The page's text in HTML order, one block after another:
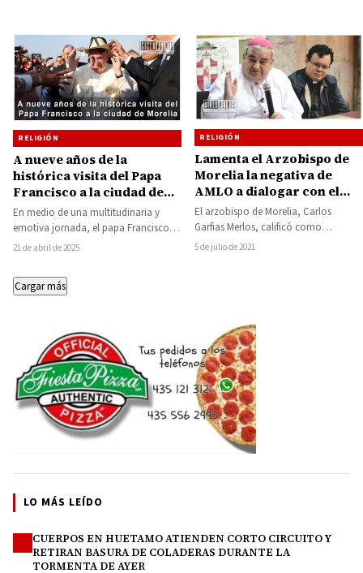
RELIGIÓN
A nueve años de la
histórica visita del Papa
Francisco a la ciudad de
Morelia
En medio de una multitudinaria y
emotiva jornada, el papa Francisco
visitó este martes 16 de febrero de…
21 de abril de 2025
RELIGIÓN
Lamenta el Arzobispo de
Morelia la negativa de
AMLO a dialogar con el
Gobernador de Michoacán
El arzobispo de Morelia, Carlos
Garfias Merlos, calificó como
lamentable que no se haya podido
5 de julio de 2021
Cargar más
LO MÁS LEÍDO
CUERPOS EN HUETAMO ATIENDEN CORTO CIRCUITO Y
RETIRAN BASURA DE COLADERAS DURANTE LA
TORMENTA DE AYER